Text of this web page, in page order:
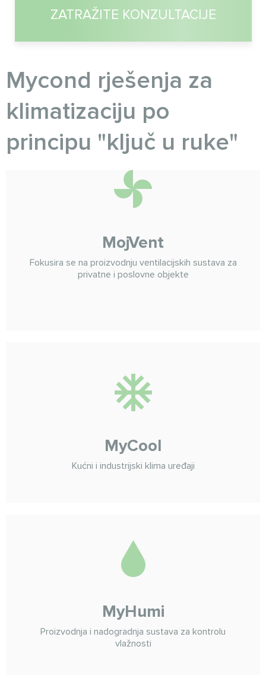
ZATRAŽITE KONZULTACIJE
Myсond rješenja za
klimatizaciju po
principu "ključ u ruke"
MojVent
Fokusira se na proizvodnju ventilacijskih sustava za
privatne i poslovne objekte
MyCool
Kućni i industrijski klima uređaji
MyHumi
Proizvodnja i nadogradnja sustava za kontrolu
vlažnosti